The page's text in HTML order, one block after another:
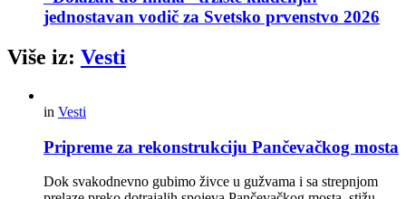
jednostavan vodič za Svetsko prvenstvo 2026
Više iz: Vesti
in Vesti
Pripreme za rekonstrukciju Pančevačkog mosta
Dok svakodnevno gubimo živce u gužvama i sa strepnjom